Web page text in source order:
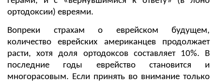
ортодоксии) евреями.
Вопреки страхам о еврейском будущем,
количество еврейских американцев продолжает
расти, хотя доля ортодоксов составляет 10%. В
последние годы еврейство становится и
многорасовым. Если принять во внимание только